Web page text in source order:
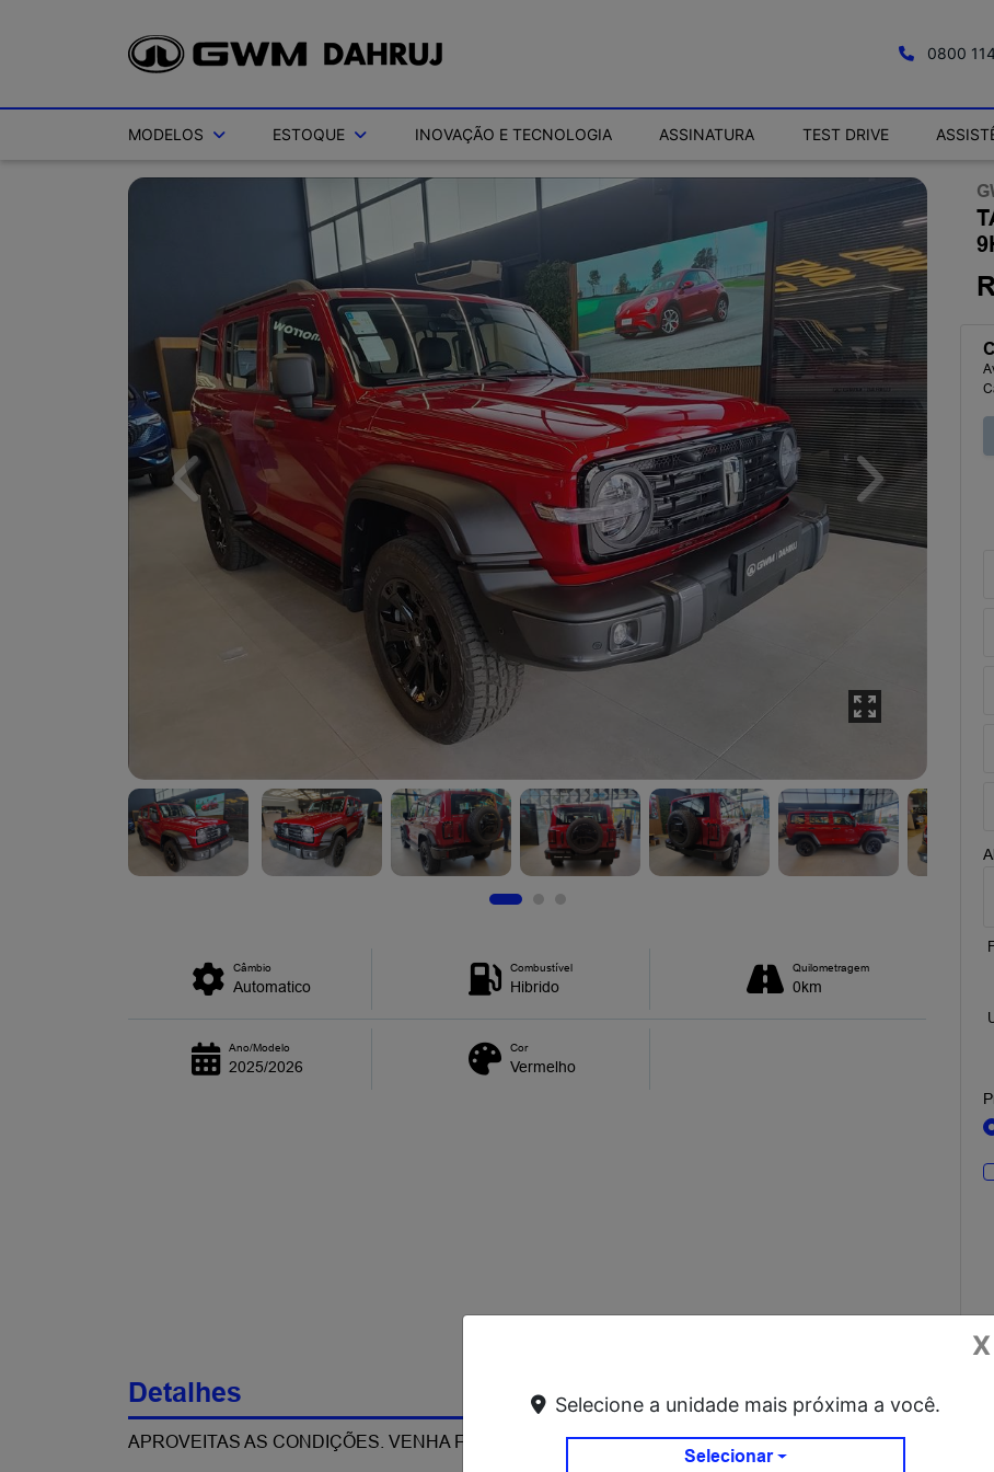
0800
MODELOS ESTOQUE INOVAÇÃO E TECNOLOGIA ASSINATURA TEST DRIVE
Previous Next
Câmbio
Automatico
Combustível
Hibrido
Quilometragem
0km
Ano/Modelo
2025/2026
Cor
Vermelho
Detalhes
APROVEITAS AS CONDIÇÕES. VENHA FAZER UM TEST DRIVE.
X
Selecione a unidade mais próxima a você.
Selecionar